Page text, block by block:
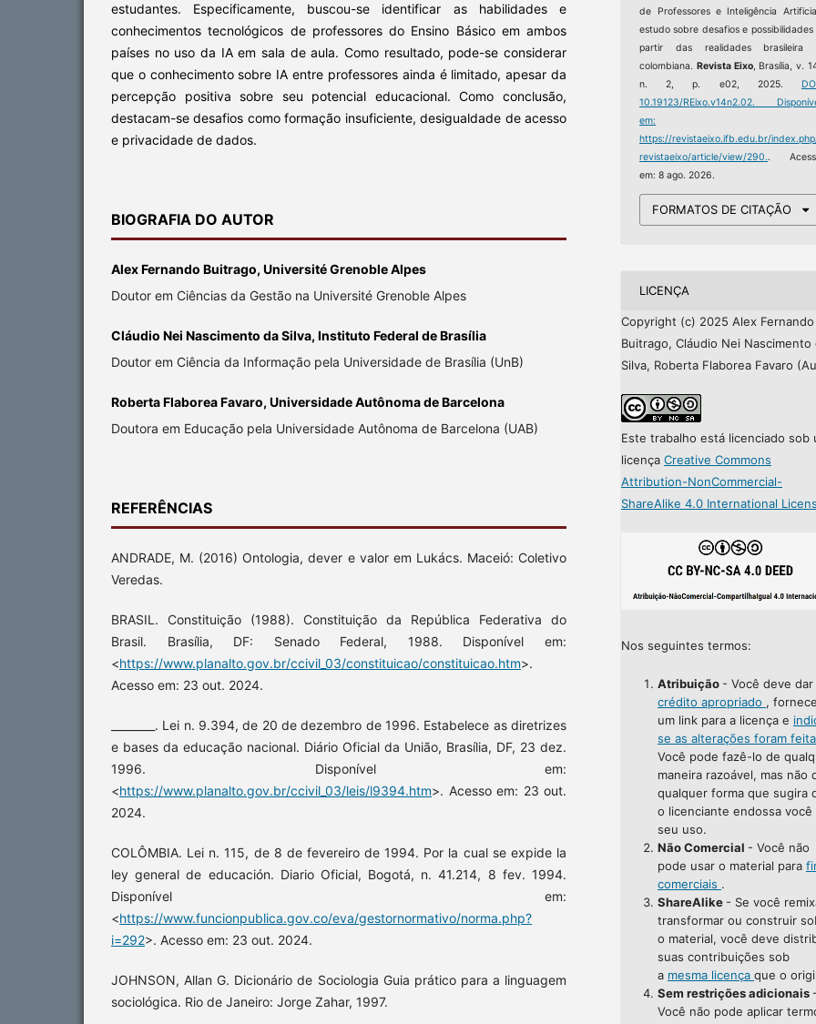
estudantes. Especificamente, buscou-se identificar as habilidades e
conhecimentos tecnológicos de professores do Ensino Básico em ambos
países no uso da IA em sala de aula. Como resultado, pode-se considerar
que o conhecimento sobre IA entre professores ainda é limitado, apesar da
percepção positiva sobre seu potencial educacional. Como conclusão,
destacam-se desafios como formação insuficiente, desigualdade de acesso
e privacidade de dados.
BIOGRAFIA DO AUTOR
Alex Fernando Buitrago, Université Grenoble Alpes
Doutor em Ciências da Gestão na Université Grenoble Alpes
Cláudio Nei Nascimento da Silva, Instituto Federal de Brasília
Doutor em Ciência da Informação pela Universidade de Brasília (UnB)
Roberta Flaborea Favaro, Universidade Autônoma de Barcelona
Doutora em Educação pela Universidade Autônoma de Barcelona (UAB)
REFERÊNCIAS
ANDRADE, M. (2016) Ontologia, dever e valor em Lukács. Maceió: Coletivo
Veredas.
BRASIL. Constituição (1988). Constituição da República Federativa do
Brasil. Brasília, DF: Senado Federal, 1988. Disponível em:
<https://www.planalto.gov.br/ccivil_03/constituicao/constituicao.htm>.
Acesso em: 23 out. 2024.
________. Lei n. 9.394, de 20 de dezembro de 1996. Estabelece as diretrizes
e bases da educação nacional. Diário Oficial da União, Brasília, DF, 23 dez.
1996. Disponível em:
<https://www.planalto.gov.br/ccivil_03/leis/l9394.htm>. Acesso em: 23 out.
2024.
COLÔMBIA. Lei n. 115, de 8 de fevereiro de 1994. Por la cual se expide la
ley general de educación. Diario Oficial, Bogotá, n. 41.214, 8 fev. 1994.
Disponível em:
<https://www.funcionpublica.gov.co/eva/gestornormativo/norma.php?
i=292>. Acesso em: 23 out. 2024.
JOHNSON, Allan G. Dicionário de Sociologia Guia prático para a linguagem
sociológica. Rio de Janeiro: Jorge Zahar, 1997.
de Professores e Inteligência
estudo sobre desafios e possibilidades
partir das realidades brasileira
colombiana. Revista Eixo, Brasília, v.
n. 2, p. e02, 2025.
10.19123/REixo.v14n2.02.
em:
https://revistaeixo.ifb.edu.br/
revistaeixo/article/view/290..
em: 8 ago. 2026.
FORMATOS DE CITAÇÃO
LICENÇA
Copyright (c) 2025 Alex Fernando
Buitrago, Cláudio Nei Nascimento
Silva, Roberta Flaborea Favaro
Este trabalho está licenciado sob
licença Creative Commons
Attribution-NonCommercial-
ShareAlike 4.0 International
Nos seguintes termos:
Atribuição - Você deve dar
crédito apropriado ,
um link para a licença e
se as alterações foram
Você pode fazê-lo de
maneira razoável, mas não
qualquer forma que sugira
o licenciante endossa você
seu uso.
Não Comercial - Você não
pode usar o material para
comerciais .
ShareAlike - Se você
transformar ou construir
o material, você deve
suas contribuições sob
a mesma licença que o
Sem restrições adicionais -
Você não pode aplicar